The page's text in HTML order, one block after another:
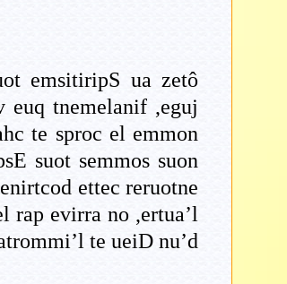
emsitiripS ua zetô
euq tnemelanif ,eguj
te sproc el emmon
suot semmos suon
ettec reruotne
rap evirra no ,ertua’l
te ueiD nu’d